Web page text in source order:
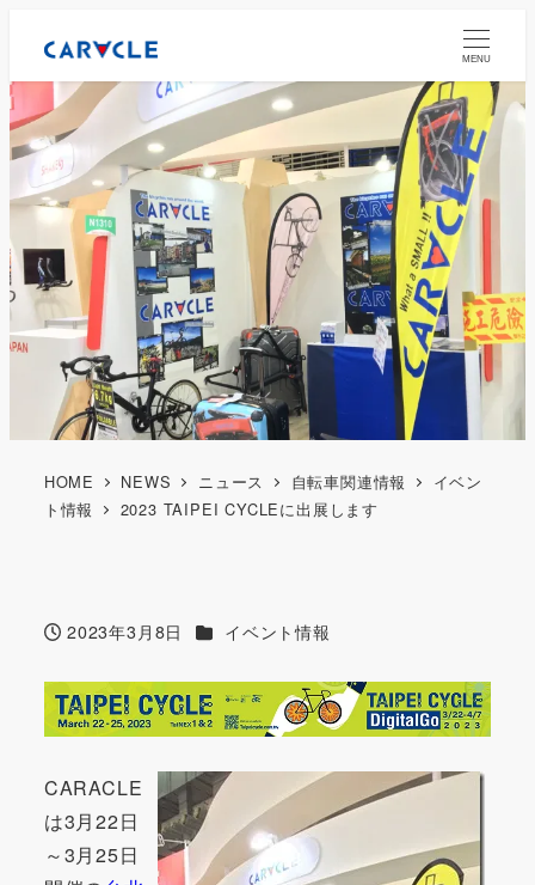
MENU
HOME NEWS ニュース 自転車関連情報
イベン
ト情報
2023 TAIPEI CYCLEに出展します
投稿日
2023年3月8日 カテゴリー
イベント情報
CARACLE
は3月22日
～3月25日